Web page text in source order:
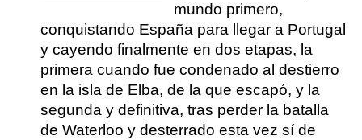
mundo primero,
conquistando España para llegar a Portugal
y cayendo finalmente en dos etapas, la
primera cuando fue condenado al destierro
en la isla de Elba, de la que escapó, y la
segunda y definitiva, tras perder la batalla
de Waterloo y desterrado esta vez sí de